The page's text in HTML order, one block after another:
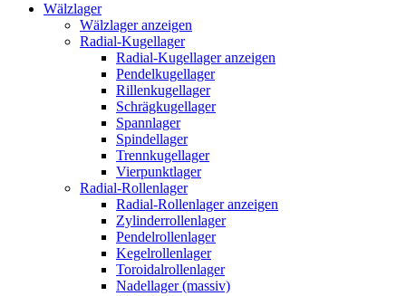
Wälzlager
Wälzlager anzeigen
Radial-Kugellager
Radial-Kugellager anzeigen
Pendelkugellager
Rillenkugellager
Schrägkugellager
Spannlager
Spindellager
Trennkugellager
Vierpunktlager
Radial-Rollenlager
Radial-Rollenlager anzeigen
Zylinderrollenlager
Pendelrollenlager
Kegelrollenlager
Toroidalrollenlager
Nadellager (massiv)